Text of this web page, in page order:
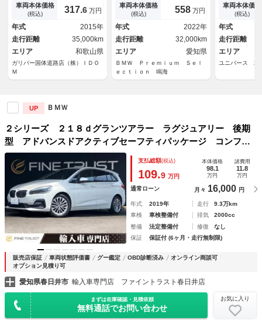
ー クルーズコントロール 前
席パワーシート ＵＳＢ入力端
子 純正ＨＩＤヘッドライト
オートライト ＣＤ ＤＶＤ
ＡＵＸ
車両本体価格
(税込) 317.6 万円
年式
2015年
走行距離
35,000km
エリア
和歌山県
ガリバー国体道路店（株）ＩＤＯ
Ｍ
クＰＫＧ・サンルーフ・ハイラ
インパッケージ・アダプティブ
Ｍサスペンション・バリアブル
スポーツステアリング・アダプ
ティブＬＥＤヘッドライト
車両本体価格
(税込) 558 万円
年式
2022年
走行距離
32,000km
エリア
愛知県
ＢＭＷ Ｐｒｅｍｉｕｍ Ｓｅｌ
ｅｃｔｉｏｎ 鳴海
アコン ＬＥ
純正１６イ
Ｄナビ バッ
ＥＴＯＯＴ
ラー 禁煙車
車両本体価格
(税込)
年式
走行距離
エリア
ユニバース 堺
UP ＢＭＷ
２シリーズ ２１８ｄグランツアラー ラグジュアリー 後期
型 アドバンスドアクティブセーフティパッケージ コンフォ
ートパッケージ 黒本革シート ６ヶ月走行距離無制限保証
付 禁煙車 ヘッドアップディスプレイ アダプティブクルー
ズコントロール シートヒーター
支払総額(税込)
109.9 万円
本体価格
98.1
万円
諸費用
11.8
万円
通常ローン 月々 16,000 円
年式 2019年 走行
9.3万km
車検
車検整備付 排気
2000cc
整備
法定整備付 修復
なし
保証
保証付 (6ヶ月・走行無制限)
販売店保証 車両状態評価書 グー鑑定 OBD診断済み
オンライン商談可
オプション見積り可
愛知県春日井市 輸入車専門店 ファイントラスト春日井店
まずは在庫確認・見積依頼
無料通話でお問い合わせ
お気に入り